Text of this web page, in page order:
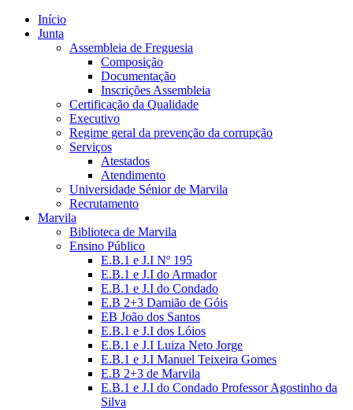
Início
Junta
Assembleia de Freguesia
Composição
Documentação
Inscrições Assembleia
Certificação da Qualidade
Executivo
Regime geral da prevenção da corrupção
Serviços
Atestados
Atendimento
Universidade Sénior de Marvila
Recrutamento
Marvila
Biblioteca de Marvila
Ensino Público
E.B.1 e J.I Nº 195
E.B.1 e J.I do Armador
E.B.1 e J.I do Condado
E.B 2+3 Damião de Góis
EB João dos Santos
E.B.1 e J.I dos Lóios
E.B.1 e J.I Luiza Neto Jorge
E.B.1 e J.I Manuel Teixeira Gomes
E.B 2+3 de Marvila
E.B.1 e J.I do Condado Professor Agostinho da
Silva